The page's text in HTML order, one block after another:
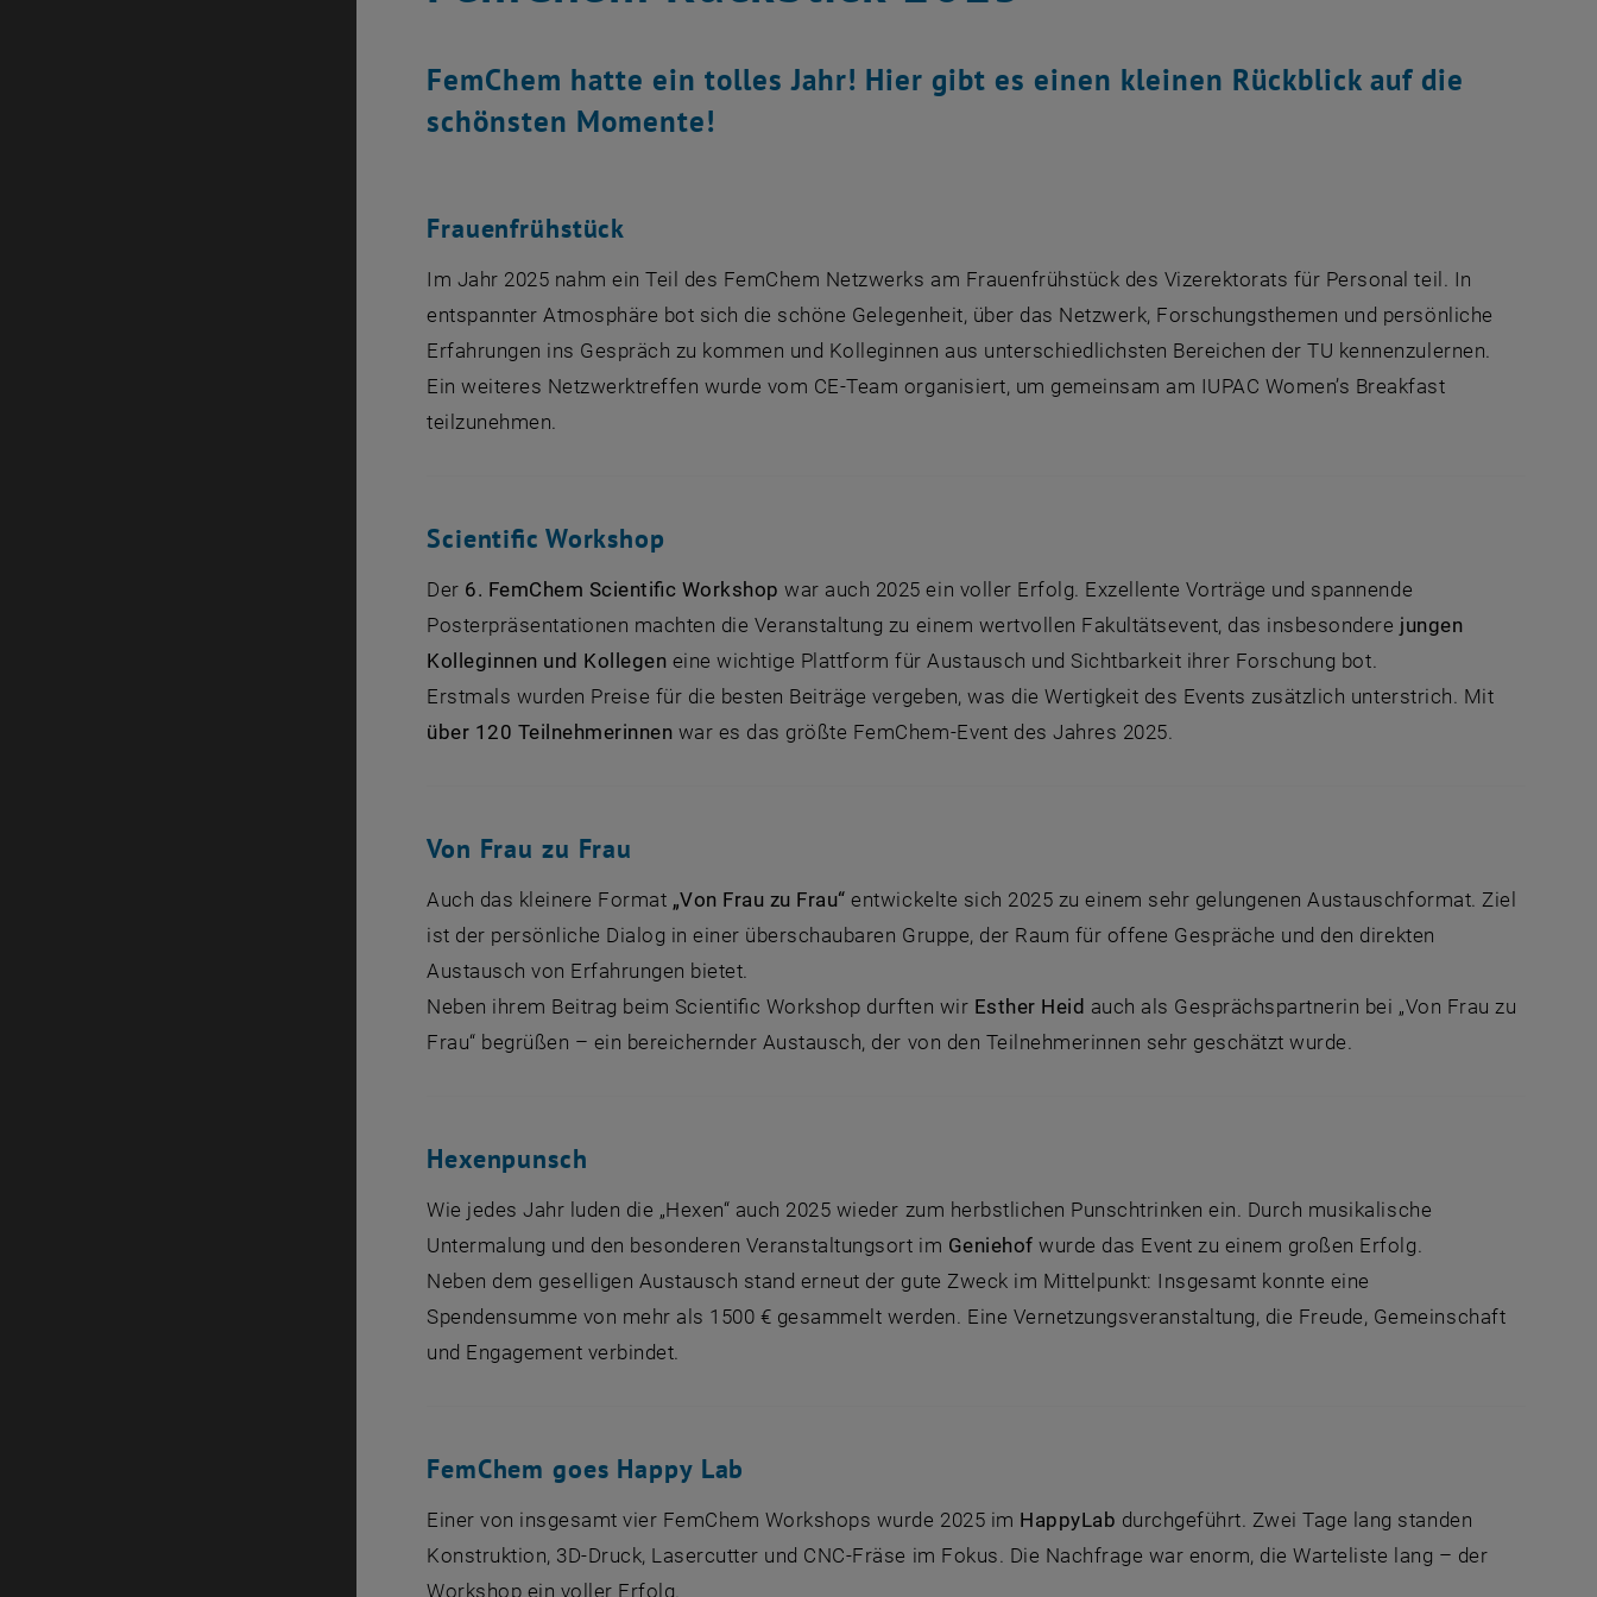
FemChem hatte ein tolles Jahr! Hier gibt es einen kleinen Rückblick auf die
schönsten Momente!
Frauenfrühstück
Im Jahr 2025 nahm ein Teil des FemChem Netzwerks am Frauenfrühstück des Vizerektorats für Personal teil. In
entspannter Atmosphäre bot sich die schöne Gelegenheit, über das Netzwerk, Forschungsthemen und persönliche
Erfahrungen ins Gespräch zu kommen und Kolleginnen aus unterschiedlichsten Bereichen der TU kennenzulernen.
Ein weiteres Netzwerktreffen wurde vom CE-Team organisiert, um gemeinsam am IUPAC Women’s Breakfast
teilzunehmen.
Scientific Workshop
Der 6. FemChem Scientific Workshop war auch 2025 ein voller Erfolg. Exzellente Vorträge und spannende
Posterpräsentationen machten die Veranstaltung zu einem wertvollen Fakultätsevent, das insbesondere jungen
Kolleginnen und Kollegen eine wichtige Plattform für Austausch und Sichtbarkeit ihrer Forschung bot.
Erstmals wurden Preise für die besten Beiträge vergeben, was die Wertigkeit des Events zusätzlich unterstrich. Mit
über 120 Teilnehmerinnen war es das größte FemChem-Event des Jahres 2025.
Von Frau zu Frau
Auch das kleinere Format „Von Frau zu Frau“ entwickelte sich 2025 zu einem sehr gelungenen Austauschformat. Ziel
ist der persönliche Dialog in einer überschaubaren Gruppe, der Raum für offene Gespräche und den direkten
Austausch von Erfahrungen bietet.
Neben ihrem Beitrag beim Scientific Workshop durften wir Esther Heid auch als Gesprächspartnerin bei „Von Frau zu
Frau“ begrüßen – ein bereichernder Austausch, der von den Teilnehmerinnen sehr geschätzt wurde.
Hexenpunsch
Wie jedes Jahr luden die „Hexen“ auch 2025 wieder zum herbstlichen Punschtrinken ein. Durch musikalische
Untermalung und den besonderen Veranstaltungsort im Geniehof wurde das Event zu einem großen Erfolg.
Neben dem geselligen Austausch stand erneut der gute Zweck im Mittelpunkt: Insgesamt konnte eine
Spendensumme von mehr als 1500 € gesammelt werden. Eine Vernetzungsveranstaltung, die Freude, Gemeinschaft
und Engagement verbindet.
FemChem goes Happy Lab
Einer von insgesamt vier FemChem Workshops wurde 2025 im HappyLab durchgeführt. Zwei Tage lang standen
Konstruktion, 3D-Druck, Lasercutter und CNC-Fräse im Fokus. Die Nachfrage war enorm, die Warteliste lang – der
Workshop ein voller Erfolg.